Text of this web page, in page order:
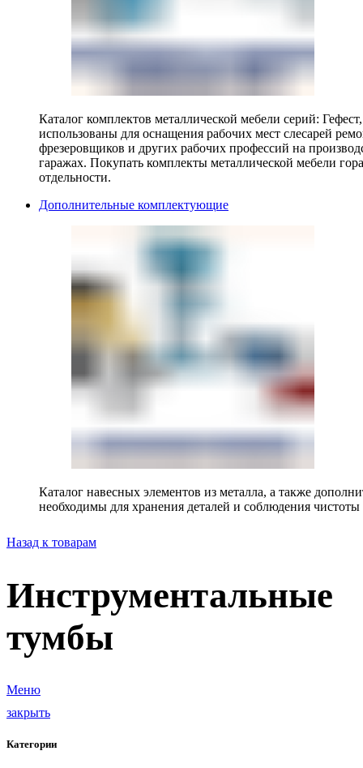
Каталог комплектов металлической мебели серий:
использованы для оснащения рабочих мест слесарей
фрезеровщиков и других рабочих профессий на
гаражах. Покупать комплекты металлической мебели
отдельности.
Дополнительные комплектующие
Каталог навесных элементов из металла, а также
необходимы для хранения деталей и соблюдения чистоты
Назад к товарам
Инструментальные
тумбы
Меню
закрыть
Категории